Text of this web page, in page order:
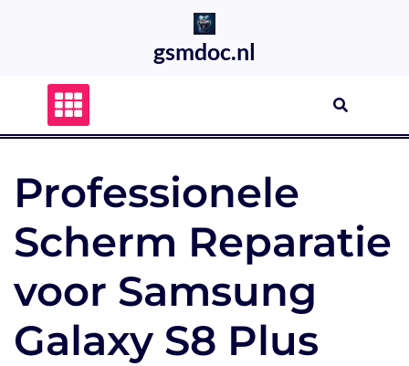
gsmdoc.nl
Professionele
Scherm Reparatie
voor Samsung
Galaxy S8 Plus